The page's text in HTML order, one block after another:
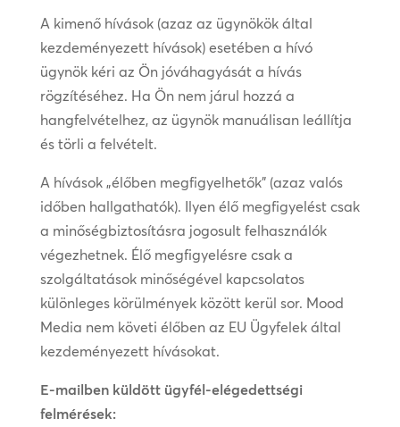
A kimenő hívások (azaz az ügynökök által
kezdeményezett hívások) esetében a hívó
ügynök kéri az Ön jóváhagyását a hívás
rögzítéséhez. Ha Ön nem járul hozzá a
hangfelvételhez, az ügynök manuálisan leállítja
és törli a felvételt.
A hívások „élőben megfigyelhetők” (azaz valós
időben hallgathatók). Ilyen élő megfigyelést csak
a minőségbiztosításra jogosult felhasználók
végezhetnek. Élő megfigyelésre csak a
szolgáltatások minőségével kapcsolatos
különleges körülmények között kerül sor. Mood
Media nem követi élőben az EU Ügyfelek által
kezdeményezett hívásokat.
E-mailben küldött ügyfél-elégedettségi
felmérések: